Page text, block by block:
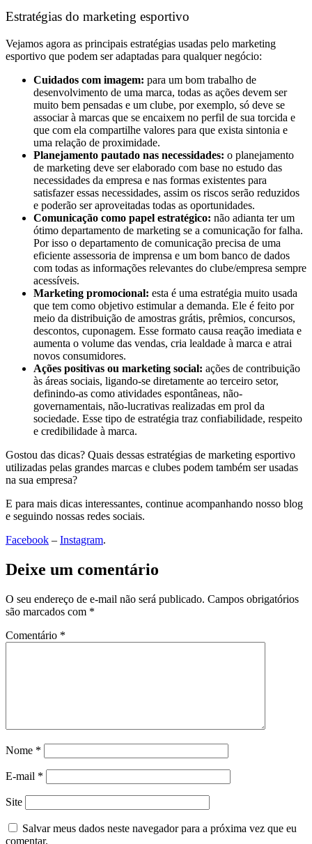
Estratégias do marketing esportivo
Vejamos agora as principais estratégias usadas pelo marketing
esportivo que podem ser adaptadas para qualquer negócio:
Cuidados com imagem: para um bom trabalho de
desenvolvimento de uma marca, todas as ações devem ser
muito bem pensadas e um clube, por exemplo, só deve se
associar à marcas que se encaixem no perfil de sua torcida e
que com ela compartilhe valores para que exista sintonia e
uma relação de proximidade.
Planejamento pautado nas necessidades: o planejamento
de marketing deve ser elaborado com base no estudo das
necessidades da empresa e nas formas existentes para
satisfazer essas necessidades, assim os riscos serão reduzidos
e poderão ser aproveitadas todas as oportunidades.
Comunicação como papel estratégico: não adianta ter um
ótimo departamento de marketing se a comunicação for falha.
Por isso o departamento de comunicação precisa de uma
eficiente assessoria de imprensa e um bom banco de dados
com todas as informações relevantes do clube/empresa sempre
acessíveis.
Marketing promocional: esta é uma estratégia muito usada
que tem como objetivo estimular a demanda. Ele é feito por
meio da distribuição de amostras grátis, prêmios, concursos,
descontos, cuponagem. Esse formato causa reação imediata e
aumenta o volume das vendas, cria lealdade à marca e atrai
novos consumidores.
Ações positivas ou marketing social: ações de contribuição
às áreas sociais, ligando-se diretamente ao terceiro setor,
definindo-as como atividades espontâneas, não-
governamentais, não-lucrativas realizadas em prol da
sociedade. Esse tipo de estratégia traz confiabilidade, respeito
e credibilidade à marca.
Gostou das dicas? Quais dessas estratégias de marketing esportivo
utilizadas pelas grandes marcas e clubes podem também ser usadas
na sua empresa?
E para mais dicas interessantes, continue acompanhando nosso blog
e seguindo nossas redes sociais.
Facebook – Instagram.
Deixe um comentário
O seu endereço de e-mail não será publicado. Campos obrigatórios
são marcados com *
Comentário *
Nome *
E-mail *
Site
Salvar meus dados neste navegador para a próxima vez que eu
comentar.